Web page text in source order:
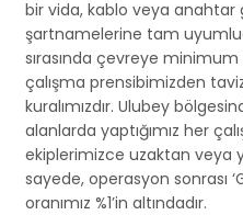
bir vida, kablo veya anahtar
şartnamelerine tam
sırasında çevreye
çalışma prensibimizden
kuralımızdır. Ulubey
alanlarda yaptığımız her
ekiplerimizce uzaktan veya
sayede, operasyon sonrası
oranımız %1’in altındadır.